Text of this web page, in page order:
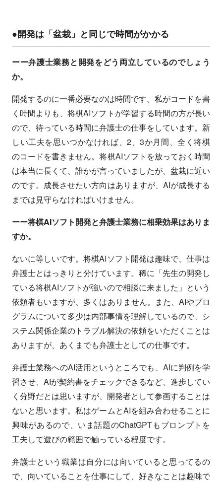
●開発は「盆栽」と同じで時間がかかる
ーー弁護士業務と開発をどう両立しているのでしょう
か。
開発するのに一番必要なのは時間です。私がコードを書
く時間よりも、将棋AIソフトが学習する時間の方が長い
ので、待っている時間に弁護士の仕事をしています。新
しい工夫を思いつかなければ、2、3か月間、全く将棋
のコードを書きません。将棋AIソフトを放っておく時間
は本当に長くて、誰かが言っていましたが、盆栽に近い
のです。成長させたい方向はありますが、AIが成長する
までは見守らなければいけません。
ーー将棋AIソフト開発と弁護士業務に相乗効果はありま
すか。
ないに等しいです。将棋AIソフト開発は趣味で、仕事は
弁護士とはっきりと分けています。稀に「先生の開発し
ている将棋AIソフトが強いので相談に来ました」という
依頼者もいますが、多くはありません。また、AIやプロ
グラムについて多少は内部事情を理解しているので、シ
ステム関係企業のトラブル解決の依頼をいただくことは
ありますが、あくまでも弁護士としての仕事です。
弁護士業務へのAI活用というところでも、AIに判例を学
習させ、AIが契約書をチェックできるなど、進歩してい
く分野だとは思いますが、開発者として参画することは
ないと思います。私はゲームとAIを組み合わせることに
興味があるので、いま話題のChatGPTもプロンプトを
工夫して遊びの範囲で触っている程度です。
弁護士という職業は自分には向いていると思ってるの
で、向いていることを仕事にして、好きなことは趣味で